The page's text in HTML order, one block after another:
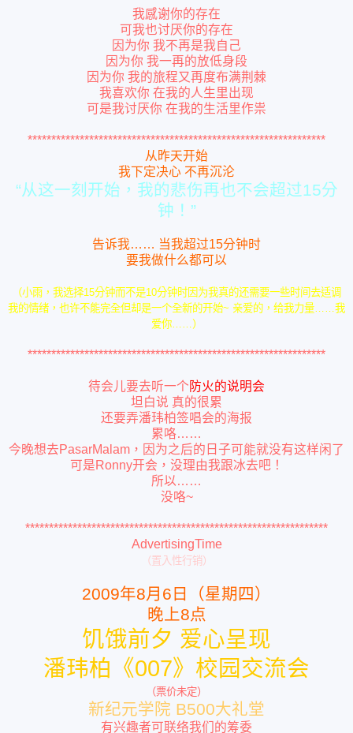
我感谢你的存在
可我也讨厌你的存在
因为你 我不再是我自己
因为你 我一再的放低身段
因为你 我的旅程又再度布满荆棘
我喜欢你 在我的人生里出现
可是我讨厌你 在我的生活里作祟
***************************************************************
从昨天开始
我下定决心 不再沉沦
“从这一刻开始，我的悲伤再也不会超过15分
钟！”
告诉我…… 当我超过15分钟时
要我做什么都可以
（小雨，我选择15分钟而不是10分钟时因为我真的还需要一些时间去适调
我的情绪，也许不能完全但却是一个全新的开始~ 亲爱的，给我力量……我
爱你……）
***************************************************************
待会儿要去听一个 防火的说明会
坦白说 真的很累
还要弄潘玮柏签唱会的海报
累咯……
今晚想去PasarMalam，因为之后的日子可能就没有这样闲了
可是Ronny开会，没理由我跟冰去吧！
所以……
没咯~
****************************************************************
AdvertisingTime
（置入性行销）
2009年8月6日（星期四）
晚上8点
饥饿前夕 爱心呈现
潘玮柏《007》校园交流会
（票价未定）
新纪元学院 B500大礼堂
有兴趣者可联络我们的筹委